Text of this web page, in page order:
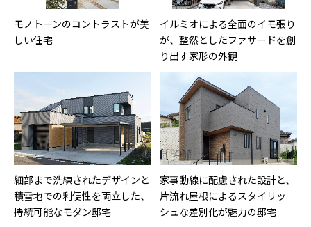
モノトーンのコントラストが美
しい住宅
イルミオによる全面のイモ張り
が、整然としたファサードを創
り出す家形の外観
細部まで洗練されたデザインと
積雪地での利便性を両立した、
持続可能なモダン邸宅
家事動線に配慮された設計と、
片流れ屋根によるスタイリッ
シュな差別化が魅力の邸宅